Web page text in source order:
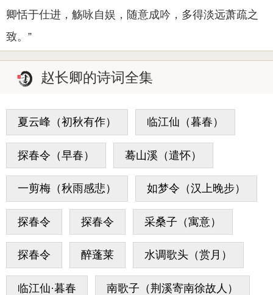
卿恬于仕进，觞咏自娱，随意成吟，多得淡远萧疏之
致。”
赵长卿的诗词全集
夏云峰（初秋有作） 临江仙（暮春）
探春令（早春） 蓦山溪（遣怀）
一剪梅（秋雨感悲） 如梦令（汉上晚步）
探春令 探春令 采桑子（寓意）
探春令 醉蓬莱 水调歌头（赏月）
临江仙·暮春 南歌子（荆溪寄南徐故人）